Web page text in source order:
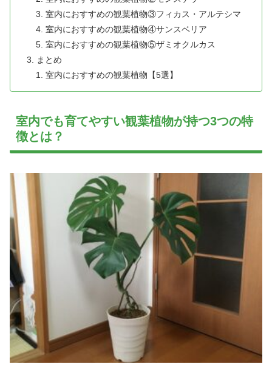
室内におすすめの観葉植物③フィカス・アルテシマ
室内におすすめの観葉植物④サンスベリア
室内におすすめの観葉植物⑤ザミオクルカス
まとめ
室内におすすめの観葉植物【5選】
室内でも育てやすい観葉植物が持つ3つの特
徴とは？